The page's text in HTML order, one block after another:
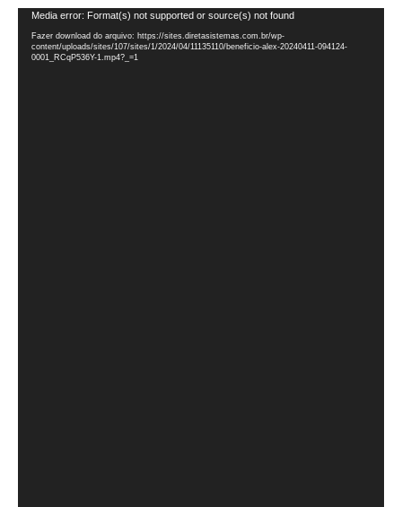
Tocador
de
vídeo
Media error: Format(s) not supported or source(s) not found
Fazer download do arquivo: https://sites.diretasistemas.com.br/wp-
content/uploads/sites/107/sites/1/2024/04/11135110/beneficio-alex-20240411-094124-
0001_RCqP536Y-1.mp4?_=1